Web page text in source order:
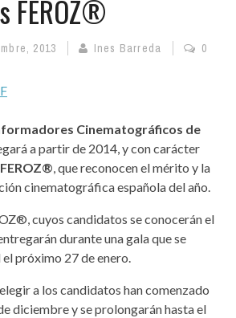
FEROZ®
2013 Ines Barreda 0
Cinematográficos de
a partir de 2014, y con carácter
, que reconocen el mérito y la
cinematográfica española del año.
cuyos candidatos se conocerán el
durante una gala que se
próximo 27 de enero.
a los candidatos han comenzado
diciembre y se prolongarán hasta el